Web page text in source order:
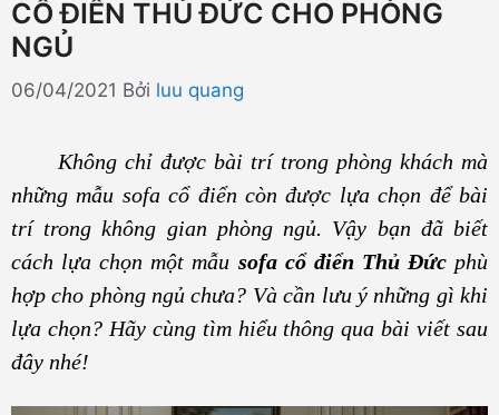
CỔ ĐIỂN THỦ ĐỨC CHO PHÒNG
NGỦ
06/04/2021 Bởi luu quang
Không chỉ được bài trí trong phòng khách mà
những mẫu sofa cổ điển còn được lựa chọn để bài
trí trong không gian phòng ngủ. Vậy bạn đã biết
cách lựa chọn một mẫu sofa cổ điển Thủ Đứcphù
hợp cho phòng ngủ chưa? Và cần lưu ý những gì khi
lựa chọn? Hãy cùng tìm hiểu thông qua bài viết sau
đây nhé!